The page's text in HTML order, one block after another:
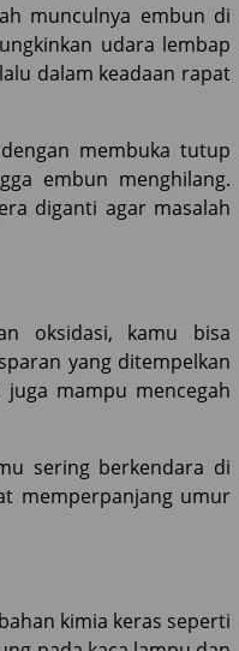
munculnya embun di
udara lembap
dalam keadaan rapat
membuka tutup
embun menghilang.
diganti agar masalah
oksidasi, kamu bisa
yang ditempelkan
mampu mencegah
sering berkendara di
memperpanjang umur
kimia keras seperti